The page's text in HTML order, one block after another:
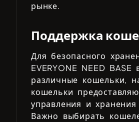
рынке.
Поддержка
Для безопасного
EVERYONE NEED BASE
различные кошельки,
кошельки
управления и
Важно выбирать